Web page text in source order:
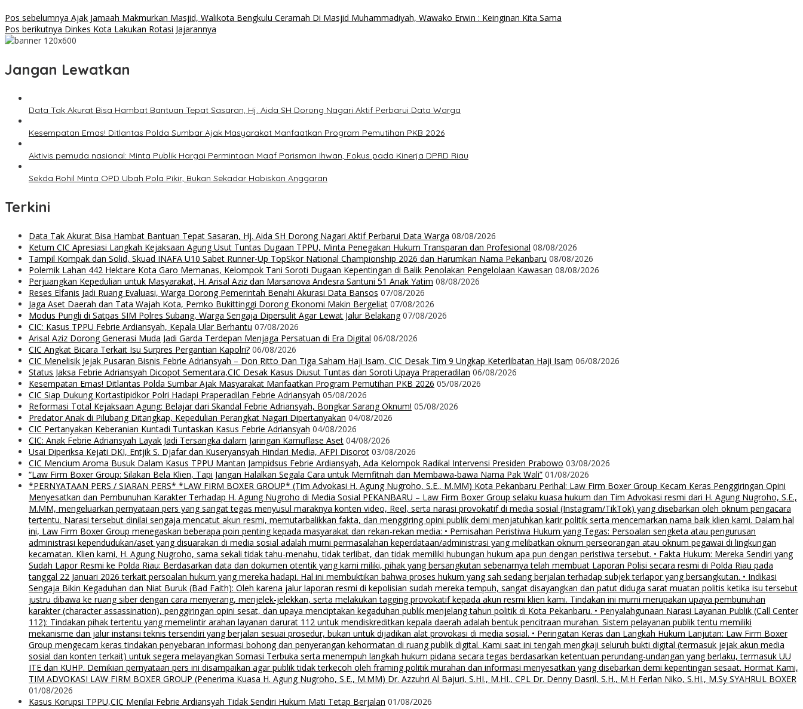
Pos sebelumnya Ajak Jamaah Makmurkan Masjid, Walikota Bengkulu Ceramah Di Masjid Muhammadiyah, Wawako Erwin : Keinginan Kita Sama
Pos berikutnya Dinkes Kota Lakukan Rotasi Jajarannya
Jangan Lewatkan
Data Tak Akurat Bisa Hambat Bantuan Tepat Sasaran, Hj. Aida SH Dorong Nagari Aktif Perbarui Data Warga
Kesempatan Emas! Ditlantas Polda Sumbar Ajak Masyarakat Manfaatkan Program Pemutihan PKB 2026
Aktivis pemuda nasional: Minta Publik Hargai Permintaan Maaf Parisman Ihwan, Fokus pada Kinerja DPRD Riau
Sekda Rohil Minta OPD Ubah Pola Pikir, Bukan Sekadar Habiskan Anggaran
Terkini
Data Tak Akurat Bisa Hambat Bantuan Tepat Sasaran, Hj. Aida SH Dorong Nagari Aktif Perbarui Data Warga 08/08/2026
Ketum CIC Apresiasi Langkah Kejaksaan Agung Usut Tuntas Dugaan TPPU, Minta Penegakan Hukum Transparan dan Profesional 08/08/2026
Tampil Kompak dan Solid, Skuad INAFA U10 Sabet Runner-Up TopSkor National Championship 2026 dan Harumkan Nama Pekanbaru 08/08/2026
Polemik Lahan 442 Hektare Kota Garo Memanas, Kelompok Tani Soroti Dugaan Kepentingan di Balik Penolakan Pengelolaan Kawasan 08/08/2026
Perjuangkan Kepedulian untuk Masyarakat, H. Arisal Aziz dan Marsanova Andesra Santuni 51 Anak Yatim 08/08/2026
Reses Elfanis Jadi Ruang Evaluasi, Warga Dorong Pemerintah Benahi Akurasi Data Bansos 07/08/2026
Jaga Aset Daerah dan Tata Wajah Kota, Pemko Bukittinggi Dorong Ekonomi Makin Bergeliat 07/08/2026
Modus Pungli di Satpas SIM Polres Subang, Warga Sengaja Dipersulit Agar Lewat Jalur Belakang 07/08/2026
CIC: Kasus TPPU Febrie Ardiansyah, Kepala Ular Berhantu 07/08/2026
Arisal Aziz Dorong Generasi Muda Jadi Garda Terdepan Menjaga Persatuan di Era Digital 06/08/2026
CIC Angkat Bicara Terkait Isu Surpres Pergantian Kapolri? 06/08/2026
CIC Menelisik Jejak Pusaran Bisnis Febrie Adriansyah – Don Ritto Dan Tiga Saham Haji Isam, CIC Desak Tim 9 Ungkap Keterlibatan Haji Isam 06/08/2026
Status Jaksa Febrie Adriansyah Dicopot Sementara,CIC Desak Kasus Diusut Tuntas dan Soroti Upaya Praperadilan 06/08/2026
Kesempatan Emas! Ditlantas Polda Sumbar Ajak Masyarakat Manfaatkan Program Pemutihan PKB 2026 05/08/2026
CIC Siap Dukung Kortastipidkor Polri Hadapi Praperadilan Febrie Adriansyah 05/08/2026
Reformasi Total Kejaksaan Agung: Belajar dari Skandal Febrie Adriansyah, Bongkar Sarang Oknum! 05/08/2026
Predator Anak di Pilubang Ditangkap, Kepedulian Perangkat Nagari Dipertanyakan 04/08/2026
CIC Pertanyakan Keberanian Kuntadi Tuntaskan Kasus Febrie Adriansyah 04/08/2026
CIC: Anak Febrie Adriansyah Layak Jadi Tersangka dalam Jaringan Kamuflase Aset 04/08/2026
Usai Diperiksa Kejati DKI, Entjik S. Djafar dan Kuseryansyah Hindari Media, AFPI Disorot 03/08/2026
CIC Mencium Aroma Busuk Dalam Kasus TPPU Mantan Jampidsus Febrie Ardiansyah, Ada Kelompok Radikal Intervensi Presiden Prabowo 03/08/2026
“Law Firm Boxer Group: Silakan Bela Klien, Tapi Jangan Halalkan Segala Cara untuk Memfitnah dan Membawa-bawa Nama Pak Wali” 01/08/2026
*PERNYATAAN PERS / SIARAN PERS* *LAW FIRM BOXER GROUP* (Tim Advokasi H. Agung Nugroho, S.E., M.MM) Kota Pekanbaru Perihal: Law Firm Boxer Group Kecam Keras Penggiringan Opini
Menyesatkan dan Pembunuhan Karakter Terhadap H. Agung Nugroho di Media Sosial PEKANBARU – Law Firm Boxer Group selaku kuasa hukum dan Tim Advokasi resmi dari H. Agung Nugroho, S.E.,
M.MM, mengeluarkan pernyataan pers yang sangat tegas menyusul maraknya konten video, Reel, serta narasi provokatif di media sosial (Instagram/TikTok) yang disebarkan oleh oknum pengacara
tertentu. Narasi tersebut dinilai sengaja mencatut akun resmi, memutarbalikkan fakta, dan menggiring opini publik demi menjatuhkan karir politik serta mencemarkan nama baik klien kami. Dalam hal
ini, Law Firm Boxer Group menegaskan beberapa poin penting kepada masyarakat dan rekan-rekan media: • Pemisahan Peristiwa Hukum yang Tegas: Persoalan sengketa atau pengurusan
administrasi kependudukan/aset yang disuarakan di media sosial adalah murni permasalahan keperdataan/administrasi yang melibatkan oknum perseorangan atau oknum pegawai di lingkungan
kecamatan. Klien kami, H. Agung Nugroho, sama sekali tidak tahu-menahu, tidak terlibat, dan tidak memiliki hubungan hukum apa pun dengan peristiwa tersebut. • Fakta Hukum: Mereka Sendiri yang
Sudah Lapor Resmi ke Polda Riau: Berdasarkan data dan dokumen otentik yang kami miliki, pihak yang bersangkutan sebenarnya telah membuat Laporan Polisi secara resmi di Polda Riau pada
tanggal 22 Januari 2026 terkait persoalan hukum yang mereka hadapi. Hal ini membuktikan bahwa proses hukum yang sah sedang berjalan terhadap subjek terlapor yang bersangkutan. • Indikasi
Sengaja Bikin Kegaduhan dan Niat Buruk (Bad Faith): Oleh karena jalur laporan resmi di kepolisian sudah mereka tempuh, sangat disayangkan dan patut diduga sarat muatan politis ketika isu tersebut
justru dibawa ke ruang siber dengan cara menyerang, menjelek-jelekkan, serta melakukan tagging provokatif kepada akun resmi klien kami. Tindakan ini murni merupakan upaya pembunuhan
karakter (character assassination), penggiringan opini sesat, dan upaya menciptakan kegaduhan publik menjelang tahun politik di Kota Pekanbaru. • Penyalahgunaan Narasi Layanan Publik (Call Center
112): Tindakan pihak tertentu yang memelintir arahan layanan darurat 112 untuk mendiskreditkan kepala daerah adalah bentuk pencitraan murahan. Sistem pelayanan publik tentu memiliki
mekanisme dan jalur instansi teknis tersendiri yang berjalan sesuai prosedur, bukan untuk dijadikan alat provokasi di media sosial. • Peringatan Keras dan Langkah Hukum Lanjutan: Law Firm Boxer
Group mengecam keras tindakan penyebaran informasi bohong dan penyerangan kehormatan di ruang publik digital. Kami saat ini tengah mengkaji seluruh bukti digital (termasuk jejak akun media
sosial dan konten terkait) untuk segera melayangkan Somasi Terbuka serta menempuh langkah hukum pidana secara tegas berdasarkan ketentuan perundang-undangan yang berlaku, termasuk UU
ITE dan KUHP. Demikian pernyataan pers ini disampaikan agar publik tidak terkecoh oleh framing politik murahan dan informasi menyesatkan yang disebarkan demi kepentingan sesaat. Hormat Kami,
TIM ADVOKASI LAW FIRM BOXER GROUP (Penerima Kuasa H. Agung Nugroho, S.E., M.MM) Dr. Azzuhri Al Bajuri, S.HI., M.HI., CPL Dr. Denny Dasril, S.H., M.H Ferlan Niko, S.HI., M.Sy SYAHRUL BOXER
01/08/2026
Kasus Korupsi TPPU,CIC Menilai Febrie Ardiansyah Tidak Sendiri Hukum Mati Tetap Berjalan 01/08/2026